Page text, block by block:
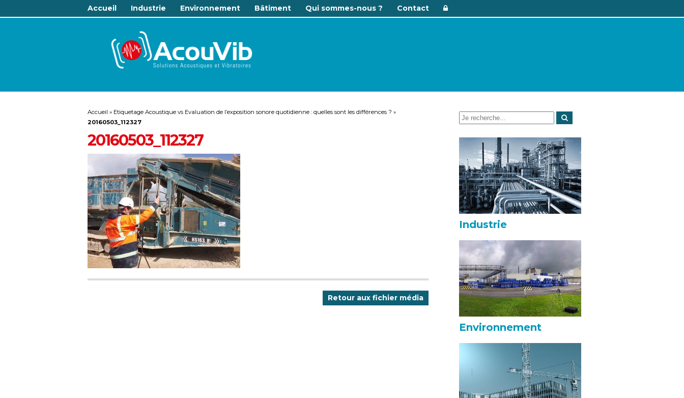
Accueil Industrie Environnement Bâtiment Qui sommes-nous ? Contact
Accueil » Etiquetage Acoustique vs Evaluation de l’exposition sonore quotidienne : quelles sont les différences ? »
20160503_112327
20160503_112327
Retour aux fichier média
Industrie
Environnement